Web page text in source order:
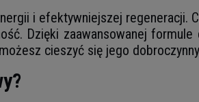
i efektywniejszej regeneracji.
Dzięki zaawansowanej
cieszyć się jego